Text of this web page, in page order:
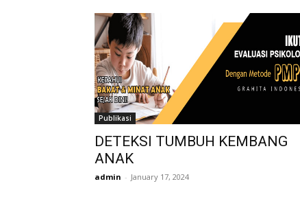
Publikasi
DETEKSI TUMBUH KEMBANG
ANAK
admin - January 17, 2024